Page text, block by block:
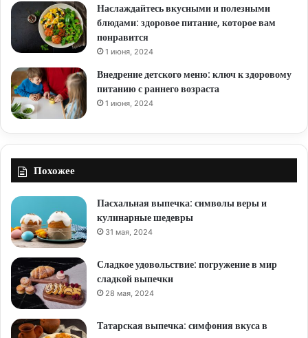
Наслаждайтесь вкусными и полезными
блюдами: здоровое питание, которое вам
понравится
1 июня, 2024
Внедрение детского меню: ключ к здоровому
питанию с раннего возраста
1 июня, 2024
Похожее
Пасхальная выпечка: символы веры и
кулинарные шедевры
31 мая, 2024
Сладкое удовольствие: погружение в мир
сладкой выпечки
28 мая, 2024
Татарская выпечка: симфония вкуса в